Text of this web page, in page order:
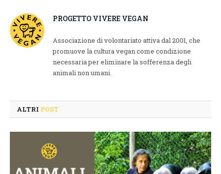
PROGETTO VIVERE VEGAN
Associazione di volontariato attiva dal 2001, che
promuove la cultura vegan come condizione
necessaria per eliminare la sofferenza degli
animali non umani.
ALTRI POST